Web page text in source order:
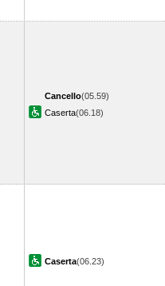
Cancello(05.59)
Caserta(06.18)
Caserta(06.23)